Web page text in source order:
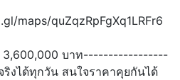
maps/quZqzRpFgXq1LRFr6
บาท-----------------
งได้ทุกวัน สนใจราคาคุยกันได้